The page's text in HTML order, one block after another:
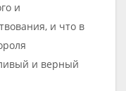
и
и что в
и верный